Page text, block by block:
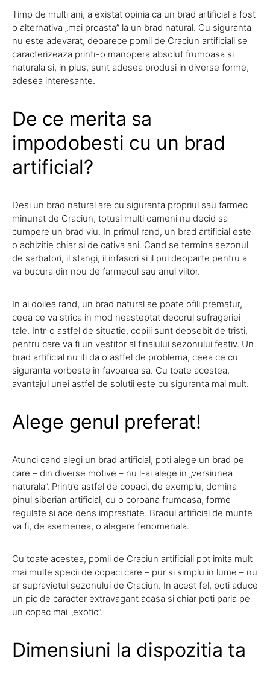
Timp de multi ani, a existat opinia ca un brad artificial a fost
o alternativa „mai proasta” la un brad natural. Cu siguranta
nu este adevarat, deoarece pomii de Craciun artificiali se
caracterizeaza printr-o manopera absolut frumoasa si
naturala si, in plus, sunt adesea produsi in diverse forme,
adesea interesante.
De ce merita sa
impodobesti cu un brad
artificial?
Desi un brad natural are cu siguranta propriul sau farmec
minunat de Craciun, totusi multi oameni nu decid sa
cumpere un brad viu. In primul rand, un brad artificial este
o achizitie chiar si de cativa ani. Cand se termina sezonul
de sarbatori, il stangi, il infasori si il pui deoparte pentru a
va bucura din nou de farmecul sau anul viitor.
In al doilea rand, un brad natural se poate ofili prematur,
ceea ce va strica in mod neasteptat decorul sufrageriei
tale. Intr-o astfel de situatie, copiii sunt deosebit de tristi,
pentru care va fi un vestitor al finalului sezonului festiv. Un
brad artificial nu iti da o astfel de problema, ceea ce cu
siguranta vorbeste in favoarea sa. Cu toate acestea,
avantajul unei astfel de solutii este cu siguranta mai mult.
Alege genul preferat!
Atunci cand alegi un brad artificial, poti alege un brad pe
care – din diverse motive – nu l-ai alege in „versiunea
naturala”. Printre astfel de copaci, de exemplu, domina
pinul siberian artificial, cu o coroana frumoasa, forme
regulate si ace dens imprastiate. Bradul artificial de munte
va fi, de asemenea, o alegere fenomenala.
Cu toate acestea, pomii de Craciun artificiali pot imita mult
mai multe specii de copaci care – pur si simplu in lume – nu
ar supravietui sezonului de Craciun. In acest fel, poti aduce
un pic de caracter extravagant acasa si chiar poti paria pe
un copac mai „exotic”.
Dimensiuni la dispozitia ta